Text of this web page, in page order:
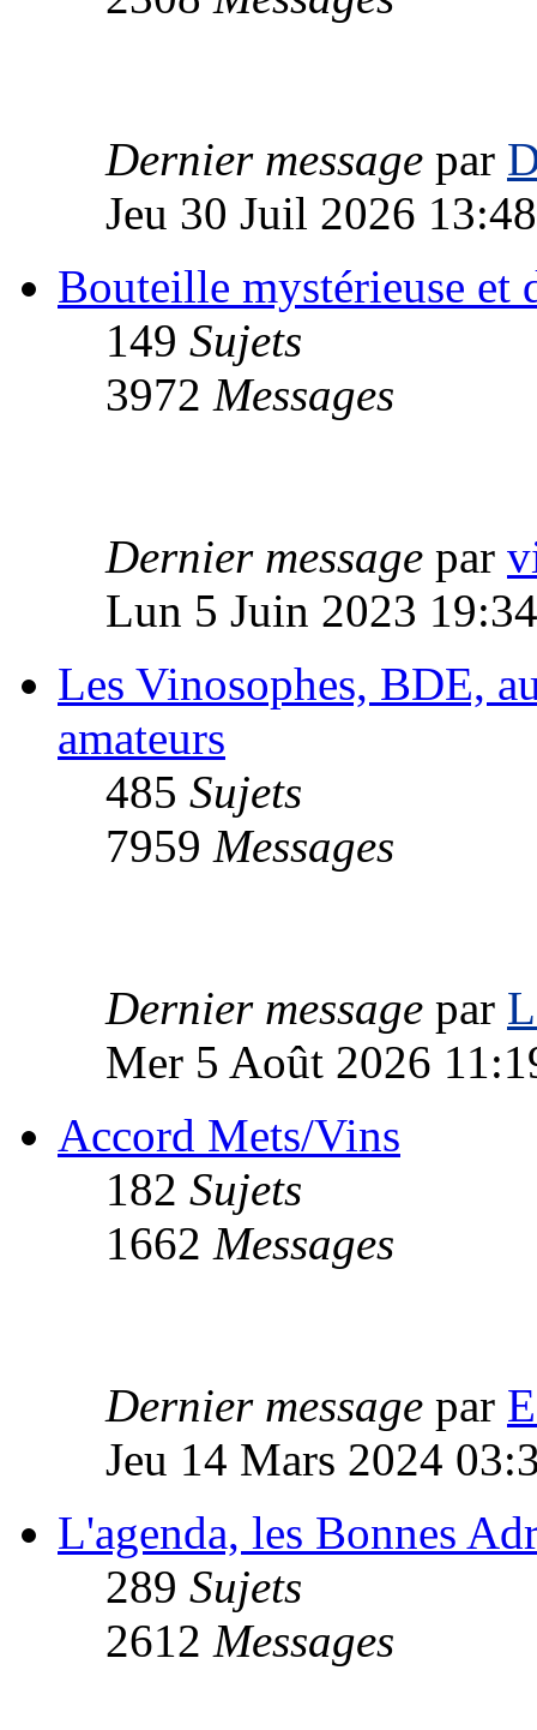
Dernier message par
Jeu 30 Juil 2026 13:48
Bouteille mystérieuse et
149 Sujets
3972 Messages
Dernier message par
Lun 5 Juin 2023 19:34
Les Vinosophes, BDE,
amateurs
485 Sujets
7959 Messages
Dernier message par
Mer 5 Août 2026
Accord Mets/Vins
182 Sujets
1662 Messages
Dernier message par
Jeu 14 Mars 2024
L'agenda, les Bonnes
289 Sujets
2612 Messages